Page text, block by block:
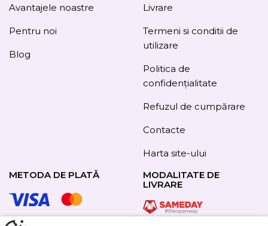
Avantajele noastre
Pentru noi
Blog
Livrare
Termeni si conditii de
utilizare
Politica de
confidențialitate
Refuzul de cumpărare
Contacte
Harta site-ului
METODA DE PLATĂ
MODALITATE DE
LIVRARE